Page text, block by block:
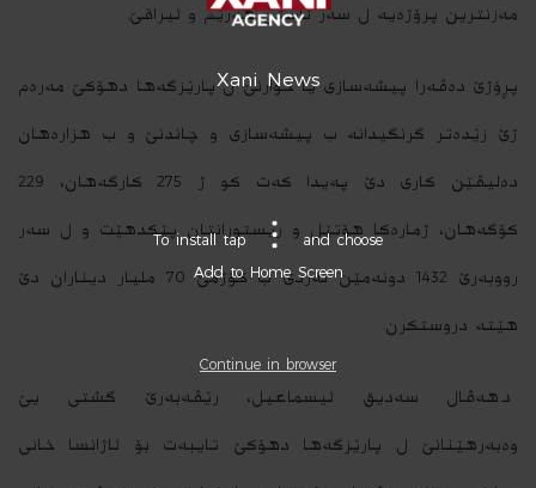
مه‌زنترین پرۆژه‌یه‌ ل سه‌ر ئاستێ هه‌رێم و ئیراقێ.
پڕۆژێ ده‌ڤه‌را پیشه‌سازی یا خوارنێ ل پارێزگه‌ها دهۆكێ مه‌ره‌م
ژێ زێده‌تر گرنگیدانه‌ ب پیشه‌سازی و چاندنێ و ب هزاره‌هان
ده‌لیڤێن كاری دێ په‌یدا كه‌ت كو ژ 275 كارگه‌هان، 229
كۆگه‌هان، ژماره‌كا هۆتێل و ریستورانتان پێكدهێت و ل سه‌ر
رووبه‌رێ 1432 دونه‌مێن ئه‌ردی ب كۆژمێ 70 ملیار دیناران دێ
هێته‌ دروستكرن.
د.هه‌ڤال سه‌دیق ئیسماعیل، رێڤه‌به‌رێ گشتى يێ
وه‌به‌رهێنانێ ل پارێزگه‌ها دهۆكێ تایبه‌ت بۆ ئاژانسا خانی
Xani News
To install tap
and choose
Add to Home Screen
Continue in browser